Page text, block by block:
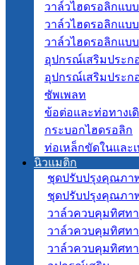
วาล์วไฮดรอลิกแ
วาล์วไฮดรอลิกแบ
วาล์วไฮดรอลิกแบ
อุปกรณ์เสริมประก
อุปกรณ์เสริมประ
ซัพเพลท
ข้อต่อและท่อทางเ
กระบอกไฮดรอลิก
ท่อเหล็กขัดในและ
นิวแมติก
ชุดปรับปรุงคุณภา
ชุดปรับปรุงคุณภา
วาล์วควบคุมทิศท
วาล์วควบคุมทิศท
วาล์วควบคุมทิศท